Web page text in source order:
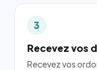
3
Recevez vos
Recevez vos